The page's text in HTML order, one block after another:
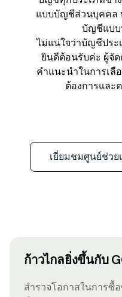
แบบบัญชีส่วนบุคคล
บัญชีแบบ
ไม่แน่ใจว่าบัญชีปร
ยินดีต้อนรับค่ะ ผู้จั
คำแนะนำในการเ
ต้องการแล
เยี่ยมชมศูนย์ช่วย
ก้าวไกลยิ่งขึ้นกับ
สำรวจโอกาสในการซื้